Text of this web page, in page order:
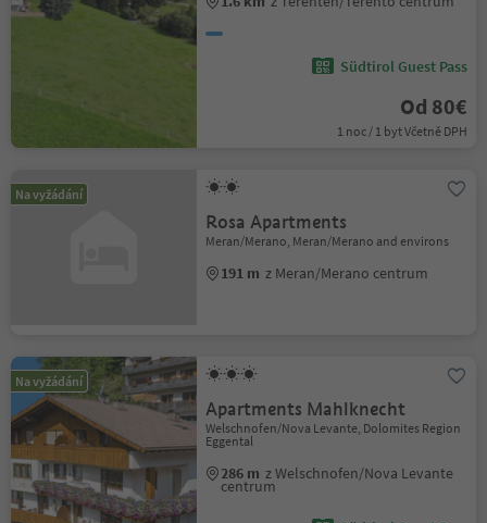
Südtirol Guest Pass
Od 80€
1 noc / 1 byt Včetně DPH
Na vyžádání
Rosa Apartments
Meran/Merano, Meran/Merano and environs
191 m z Meran/Merano centrum
Na vyžádání
Apartments Mahlknecht
Welschnofen/Nova Levante, Dolomites Region
Eggental
286 m z Welschnofen/Nova Levante
centrum